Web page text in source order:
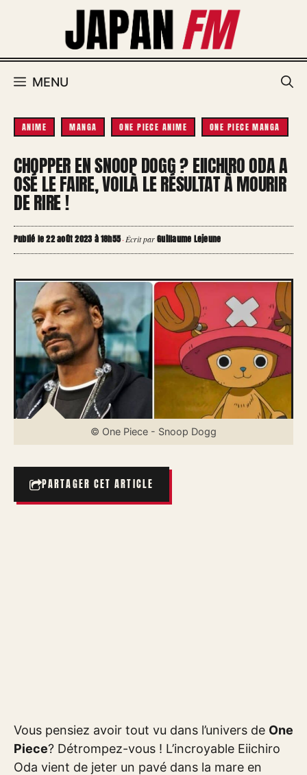
MENU
ANIME MANGA ONE PIECE ANIME ONE PIECE MANGA
CHOPPER EN SNOOP DOGG ? EIICHIRO ODA A
OSÉ LE FAIRE, VOILÀ LE RÉSULTAT À MOURIR
DE RIRE !
Publié le 22 août 2023 à 18h55·Écrit parGuillaume Lejeune
© One Piece - Snoop Dogg
PARTAGER CET ARTICLE
Vous pensiez avoir tout vu dans l’univers de One
Piece? Détrompez-vous ! L’incroyable Eiichiro
Oda vient de jeter un pavé dans la mare en